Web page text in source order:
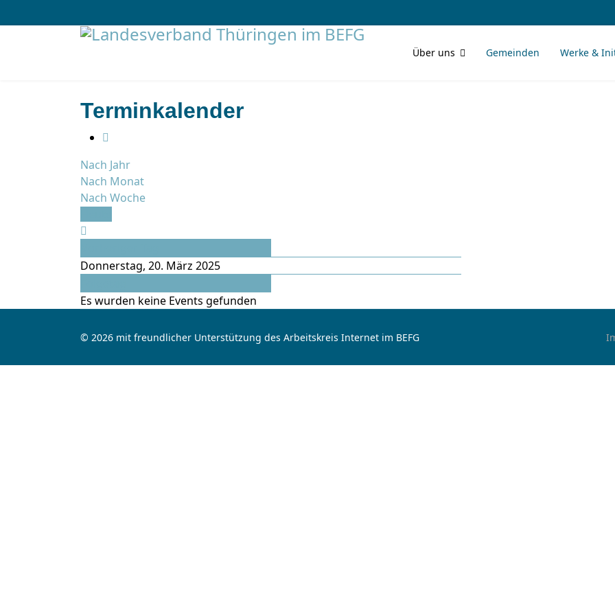
Über uns Gemeinden Werke &
Terminkalender
Nach Jahr
Nach Monat
Nach Woche
Donnerstag, 20. März 2025
Es wurden keine Events gefunden
© 2026 mit freundlicher Unterstützung des Arbeitskreis Internet im BEFG